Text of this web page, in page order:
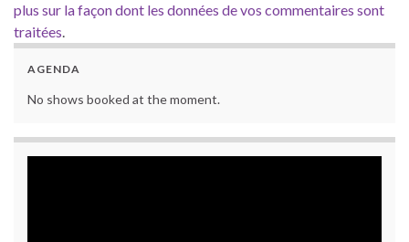
plus sur la façon dont les données de vos commentaires sont
traitées.
AGENDA
No shows booked at the moment.